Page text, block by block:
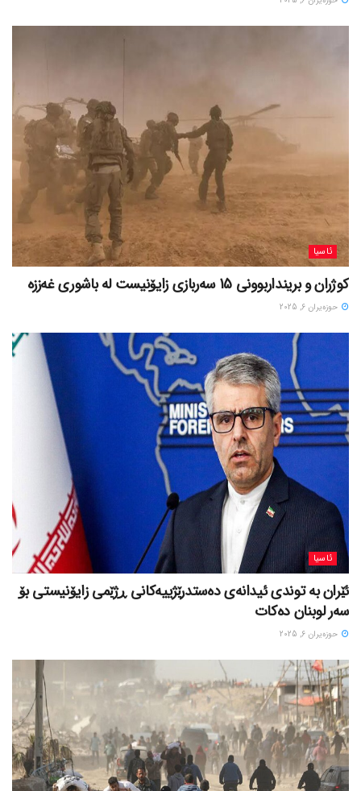
ئاسیا
کوژران و برینداربوونی 15 سەربازی زایۆنیست لە باشوری غەززە
حوزه‌یران 6, 2025
ئاسیا
ئێران بە توندی ئیدانەی دەستدرێژییەکانی ڕژێمی زایۆنیستی بۆ
سەر لوبنان دەکات
حوزه‌یران 6, 2025